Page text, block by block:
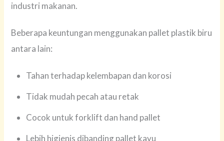
industri makanan.
Beberapa keuntungan menggunakan pallet plastik biru
antara lain:
Tahan terhadap kelembapan dan korosi
Tidak mudah pecah atau retak
Cocok untuk forklift dan hand pallet
Lebih higienis dibanding pallet kayu